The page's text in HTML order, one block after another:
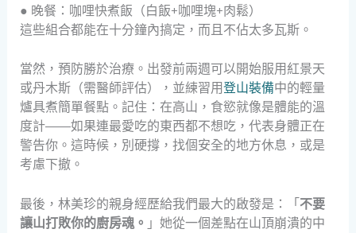
● 晚餐：咖哩快煮飯（白飯+咖哩塊+肉鬆）
這些組合都能在十分鐘內搞定，而且不佔太多瓦斯。
當然，預防勝於治療。出發前兩週可以開始服用紅景天
或丹木斯（需醫師評估），並練習用登山裝備中的輕量
爐具煮簡單餐點。記住：在高山，食慾就像是體能的溫
度計——如果連最愛吃的東西都不想吃，代表身體正在
警告你。這時候，別硬撐，找個安全的地方休息，或是
考慮下撤。
最後，林美珍的親身經歷給我們最大的啟發是：「 不要
讓山打敗你的廚房魂。 」她從一個差點在山頂崩潰的中